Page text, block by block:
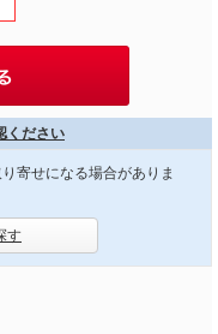
ください
寄せになる場合がありま
す